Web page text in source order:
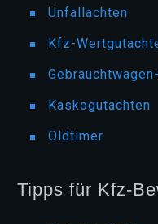
Unfallachten
Kfz-
Kaskogutachten
Oldtimer
Tipps für Kfz-